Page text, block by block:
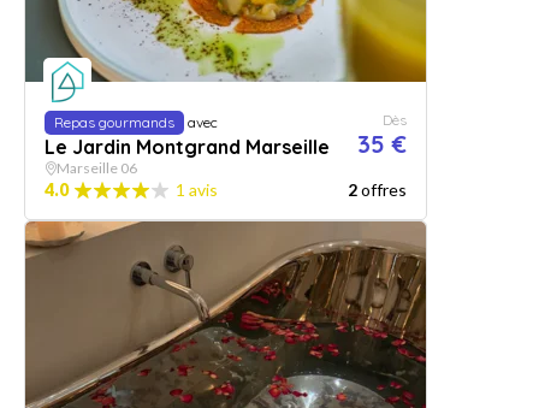
Repas gourmands avec
Le Jardin Montgrand Marseille
Dès
35 €
Marseille 06
4.0 1 avis 2offres